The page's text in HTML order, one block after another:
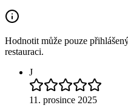
Hodnotit může pouze
restauraci.
J
11. prosince 2025